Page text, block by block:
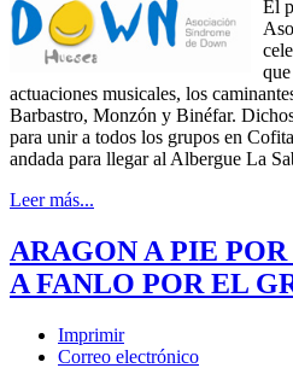
El
actuaciones musicales, los
Barbastro, Monzón y Binéfar.
para unir a todos los grupos en
andada para llegar al Albergue La
Leer más...
ARAGON A PIE
A FANLO POR EL
Imprimir
Correo electrónico